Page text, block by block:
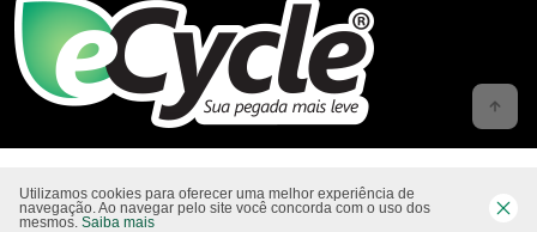
Serviços
Utilizamos cookies para oferecer uma melhor experiência de
navegação. Ao navegar pelo site você concorda com o uso dos
mesmos. Saiba mais